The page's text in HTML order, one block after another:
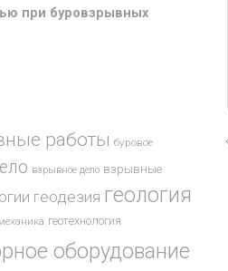
при буровзрывных
работы буровое
взрывное дело взрывные
геодезия геология
геотехнология
оборудование